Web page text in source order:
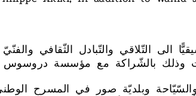
الى التّلاقي والتّبادل الثّقافي
مع وزارتي الثّقافة والسّيّاحة وبلديّة صور في